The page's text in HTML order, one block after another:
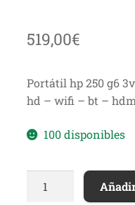
519,00€
Portátil hp 250 g6
hd – wifi – bt –
100 disponibles
PORTÁTIL